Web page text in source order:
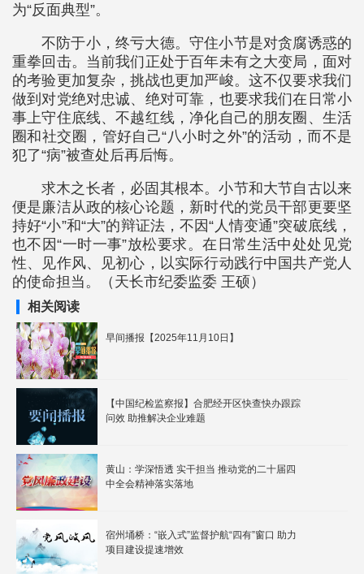
为“反面典型”。
不防于小，终亏大德。守住小节是对贪腐诱惑的
重拳回击。当前我们正处于百年未有之大变局，面对
的考验更加复杂，挑战也更加严峻。这不仅要求我们
做到对党绝对忠诚、绝对可靠，也要求我们在日常小
事上守住底线、不越红线，净化自己的朋友圈、生活
圈和社交圈，管好自己“八小时之外”的活动，而不是
犯了“病”被查处后再后悔。
求木之长者，必固其根本。小节和大节自古以来
便是廉洁从政的核心论题，新时代的党员干部更要坚
持好“小”和“大”的辩证法，不因“人情变通”突破底线，
也不因“一时一事”放松要求。在日常生活中处处见党
性、见作风、见初心，以实际行动践行中国共产党人
的使命担当。（天长市纪委监委 王硕）
相关阅读
早间播报【2025年11月10日】
【中国纪检监察报】合肥经开区快查快办跟踪
问效 助推解决企业难题
黄山：学深悟透 实干担当 推动党的二十届四
中全会精神落实落地
宿州埇桥：“嵌入式”监督护航“四有”窗口 助力
项目建设提速增效